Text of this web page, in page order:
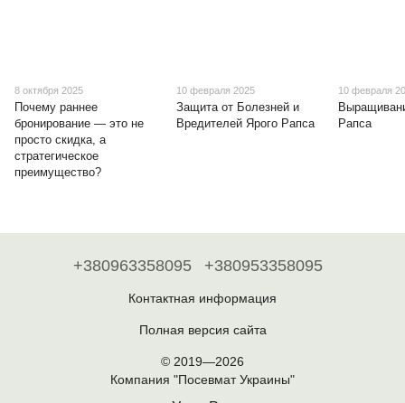
8 октября 2025
Почему раннее
бронирование — это не
просто скидка, а
стратегическое
преимущество?
10 февраля 2025
Защита от Болезней и
Вредителей Ярого Рапса
10 февраля
Рапса
+380963358095 +380953358095
Контактная информация
Полная версия сайта
© 2019—2026
Компания "Посевмат Украины"